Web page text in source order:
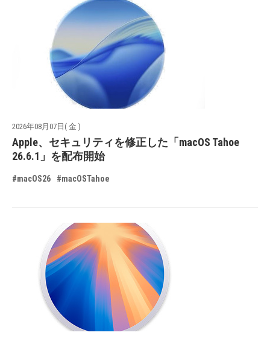
2026年08月07日( 金 )
Apple、セキュリティを修正した「macOS Tahoe
26.6.1」を配布開始
#macOS26 #macOSTahoe